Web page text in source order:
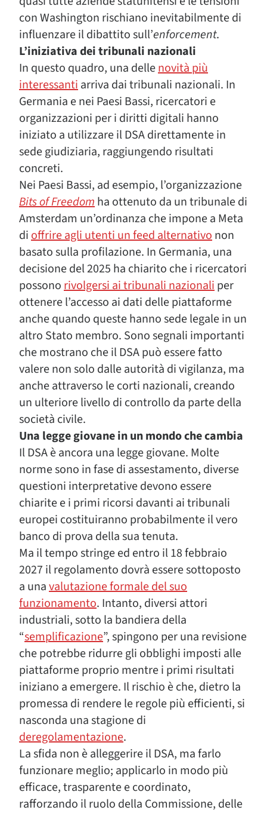
con Washington rischiano inevitabilmente di
influenzare il dibattito sull’enforcement.
L’iniziativa dei tribunali nazionali
In questo quadro, una dellenovità più
interessantiarriva dai tribunali nazionali. In
Germania e nei Paesi Bassi, ricercatori e
organizzazioni per i diritti digitali hanno
iniziato a utilizzare il DSA direttamente in
sede giudiziaria, raggiungendo risultati
concreti.
Nei Paesi Bassi, ad esempio, l’organizzazione
Bits of Freedomha ottenuto da un tribunale di
Amsterdam un’ordinanza che impone a Meta
dioffrire agli utenti un feed alternativonon
basato sulla profilazione. In Germania, una
decisione del 2025 ha chiarito che i ricercatori
possonorivolgersi ai tribunali nazionaliper
ottenere l’accesso ai dati delle piattaforme
anche quando queste hanno sede legale in un
altro Stato membro. Sono segnali importanti
che mostrano che il DSA può essere fatto
valere non solo dalle autorità di vigilanza, ma
anche attraverso le corti nazionali, creando
un ulteriore livello di controllo da parte della
società civile.
Una legge giovane in un mondo che cambia
Il DSA è ancora una legge giovane. Molte
norme sono in fase di assestamento, diverse
questioni interpretative devono essere
chiarite e i primi ricorsi davanti ai tribunali
europei costituiranno probabilmente il vero
banco di prova della sua tenuta.
Ma il tempo stringe ed entro il 18 febbraio
2027 il regolamento dovrà essere sottoposto
a unavalutazione formale del suo
funzionamento. Intanto, diversi attori
industriali, sotto la bandiera della
“semplificazione”, spingono per una revisione
che potrebbe ridurre gli obblighi imposti alle
piattaforme proprio mentre i primi risultati
iniziano a emergere. Il rischio è che, dietro la
promessa di rendere le regole più efficienti, si
nasconda una stagione di
deregolamentazione.
La sfida non è alleggerire il DSA, ma farlo
funzionare meglio; applicarlo in modo più
efficace, trasparente e coordinato,
rafforzando il ruolo della Commissione, delle